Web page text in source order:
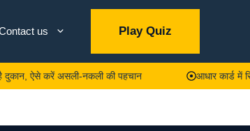
us Play Quiz
करें असली-नकली की पहचान आधार कार्ड में सिर्फ